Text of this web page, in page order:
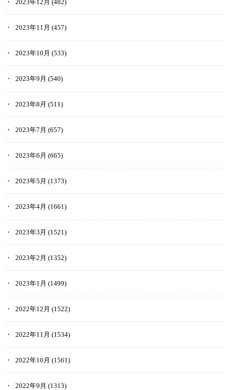
2023年12月 (482)
2023年11月 (457)
2023年10月 (533)
2023年9月 (540)
2023年8月 (511)
2023年7月 (657)
2023年6月 (665)
2023年5月 (1373)
2023年4月 (1661)
2023年3月 (1521)
2023年2月 (1352)
2023年1月 (1499)
2022年12月 (1522)
2022年11月 (1534)
2022年10月 (1561)
2022年9月 (1313)